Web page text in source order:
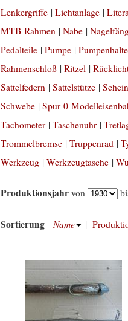
Lenkergriffe |Lichtanlage |
MTB Rahmen |Nabe |
Pedalteile |Pumpe |
Rahmenschloß |Ritzel |
Sattelfedern |Sattelstütze |
Schwebe |Spur 0
Tachometer |Taschenuhr |
Trommelbremse |Truppenrad |
Werkzeug |Werkzeugtasche |
Produktionsjahr von
Sortierung Name |